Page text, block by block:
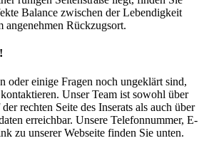
Balance zwischen der Lebendigkeit
angenehmen Rückzugsort.
oder einige Fragen noch ungeklärt sind,
Unser Team ist sowohl über
rechten Seite des Inserats als auch über
erreichbar. Unsere Telefonnummer, E-
zu unserer Webseite finden Sie unten.